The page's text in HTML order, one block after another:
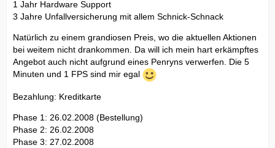
1 Jahr Hardware Support
3 Jahre Unfallversicherung mit allem Schnick-Schnack
Natürlich zu einem grandiosen Preis, wo die aktuellen Aktionen
bei weitem nicht drankommen. Da will ich mein hart erkämpftes
Angebot auch nicht aufgrund eines Penryns verwerfen. Die 5
Minuten und 1 FPS sind mir egal
Bezahlung: Kreditkarte
Phase 1: 26.02.2008 (Bestellung)
Phase 2: 26.02.2008
Phase 3: 27.02.2008